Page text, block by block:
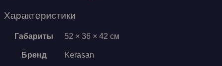
Характеристики
Габариты 52 × 36 × 42 см
Бренд Kerasan